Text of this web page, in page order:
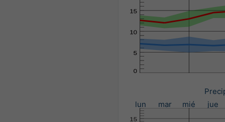
lun
mar mié jue